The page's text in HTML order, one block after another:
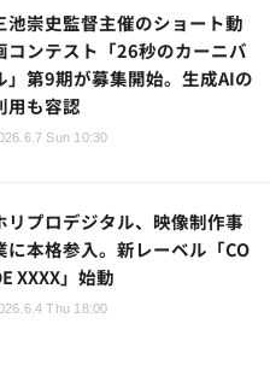
池崇史監督主催のショート動
コンテスト「26秒のカーニバ
」第9期が募集開始。生成AIの
用も容認
Sun 10:30
リプロデジタル、映像制作事
に本格参入。新レーベル「CO
XXXX」始動
Thu 18:00